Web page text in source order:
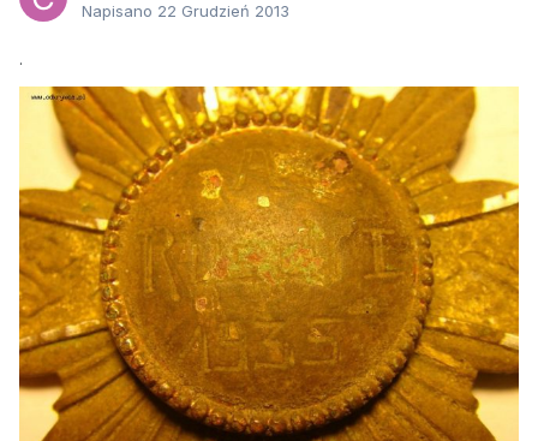
Napisano 22 Grudzień 2013
.